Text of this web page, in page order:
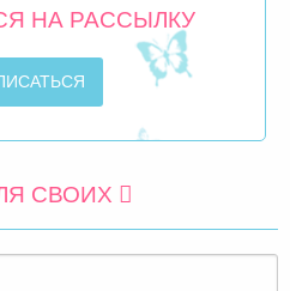
НА РАССЫЛКУ
СВОИХ